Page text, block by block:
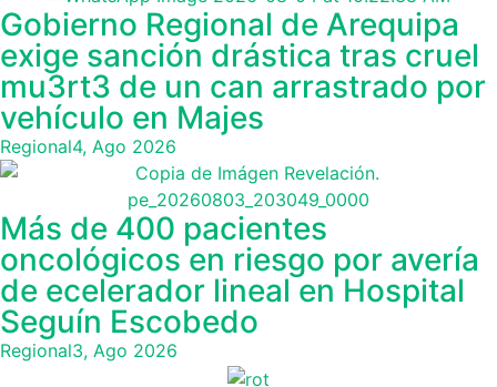
Gobierno Regional de Arequipa
exige sanción drástica tras cruel
mu3rt3 de un can arrastrado por
vehículo en Majes
Regional4, Ago 2026
Más de 400 pacientes
oncológicos en riesgo por avería
de ecelerador lineal en Hospital
Seguín Escobedo
Regional3, Ago 2026